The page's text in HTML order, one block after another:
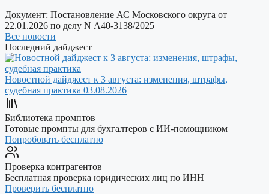
Документ: Постановление АС Московского округа от
22.01.2026 по делу N А40-3138/2025
Все новости
Последний дайджест
Новостной дайджест к 3 августа: изменения, штрафы,
судебная практика 03.08.2026
Библиотека промптов
Готовые промпты для бухгалтеров с ИИ-помощником
Попробовать бесплатно
Проверка контрагентов
Бесплатная проверка юридических лиц по ИНН
Проверить бесплатно